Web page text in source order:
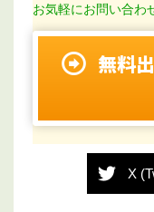
お気軽にお問い合わ
無料
X